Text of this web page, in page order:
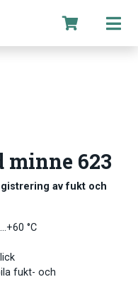
minne 623
av fukt och
°C
fukt- och